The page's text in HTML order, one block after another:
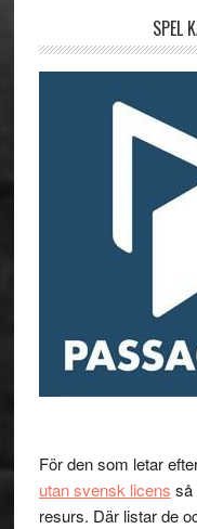
SPEL
För den som letar
utan svensk licens så
resurs. Där listar de